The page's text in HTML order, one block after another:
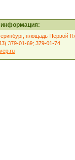
информация:
площадь Первой
379-01-69; 379-01-74